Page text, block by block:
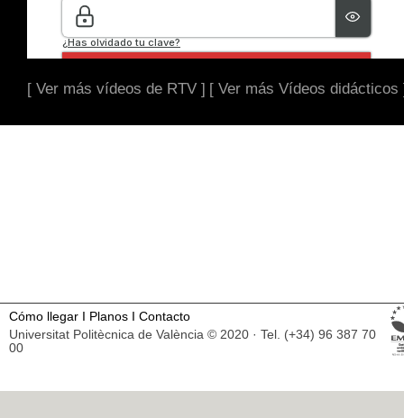
[ Ver más vídeos de RTV ] [ Ver más Vídeos didácticos
Cómo llegar I Planos I Contacto
Universitat Politècnica de València © 2020 · Tel. (+34) 96 387 70
00